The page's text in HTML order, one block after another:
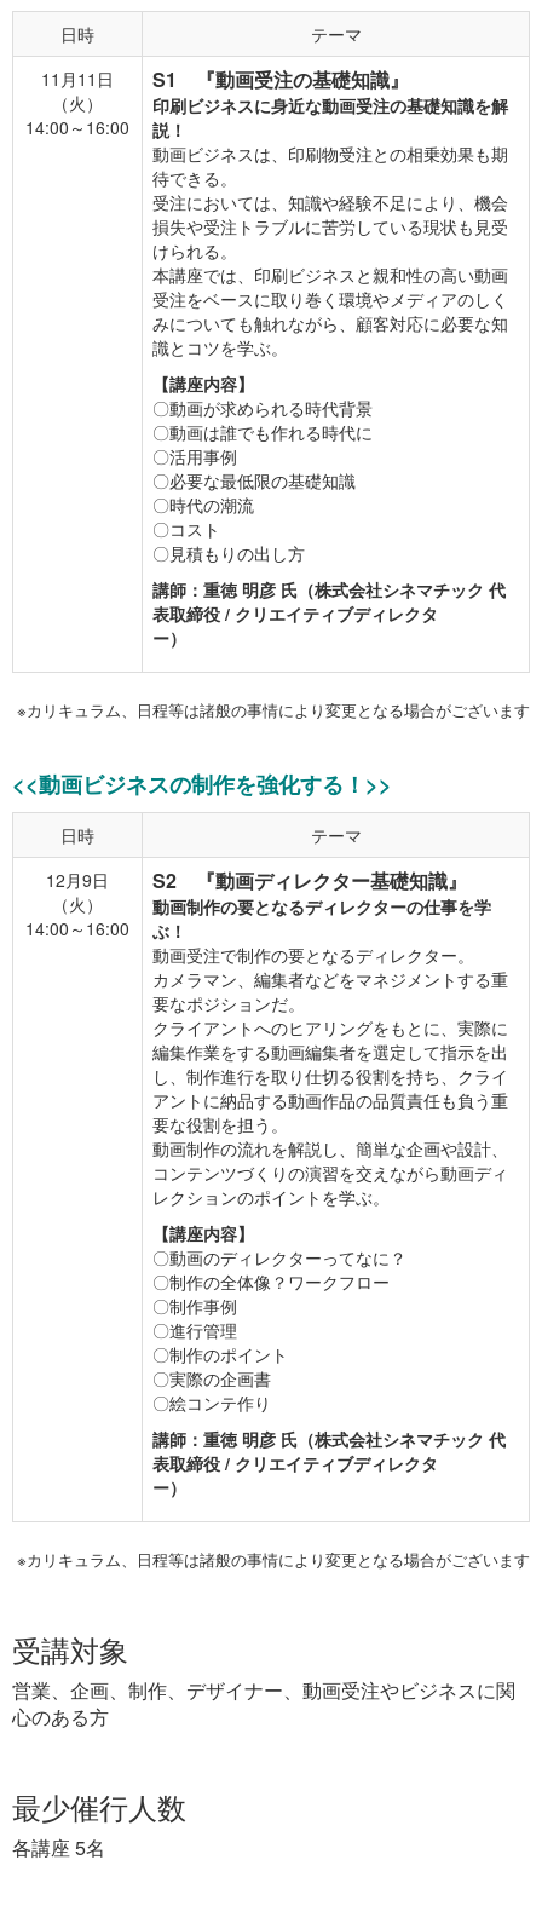
日時
テーマ
11月11日
（火）
14:00～16:00
S1 『動画受注の基礎知識』
印刷ビジネスに身近な動画受注の基礎知識を解
説！
動画ビジネスは、印刷物受注との相乗効果も期
待できる。
受注においては、知識や経験不足により、機会
損失や受注トラブルに苦労している現状も見受
けられる。
本講座では、印刷ビジネスと親和性の高い動画
受注をベースに取り巻く環境やメディアのしく
みについても触れながら、顧客対応に必要な知
識とコツを学ぶ。
【講座内容】
〇動画が求められる時代背景
〇動画は誰でも作れる時代に
〇活用事例
〇必要な最低限の基礎知識
〇時代の潮流
〇コスト
〇見積もりの出し方
講師：重徳 明彦 氏（株式会社シネマチック 代
表取締役 / クリエイティブディレクタ
ー）
※カリキュラム、日程等は諸般の事情により変更となる場合がございます
<<動画ビジネスの制作を強化する！>>
日時
テーマ
12月9日
（火）
14:00～16:00
S2 『動画ディレクター基礎知識』
動画制作の要となるディレクターの仕事を学
ぶ！
動画受注で制作の要となるディレクター。
カメラマン、編集者などをマネジメントする重
要なポジションだ。
クライアントへのヒアリングをもとに、実際に
編集作業をする動画編集者を選定して指示を出
し、制作進行を取り仕切る役割を持ち、クライ
アントに納品する動画作品の品質責任も負う重
要な役割を担う。
動画制作の流れを解説し、簡単な企画や設計、
コンテンツづくりの演習を交えながら動画ディ
レクションのポイントを学ぶ。
【講座内容】
〇動画のディレクターってなに？
〇制作の全体像？ワークフロー
〇制作事例
〇進行管理
〇制作のポイント
〇実際の企画書
〇絵コンテ作り
講師：重徳 明彦 氏（株式会社シネマチック 代
表取締役 / クリエイティブディレクタ
ー）
※カリキュラム、日程等は諸般の事情により変更となる場合がございます
受講対象
営業、企画、制作、デザイナー、動画受注やビジネスに関
心のある方
最少催行人数
各講座 5名